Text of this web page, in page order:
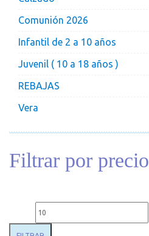
Comunión 2026
Infantil de 2 a 10 años
Juvenil ( 10 a 18 años )
REBAJAS
Vera
Filtrar por precio
Precio mínimo